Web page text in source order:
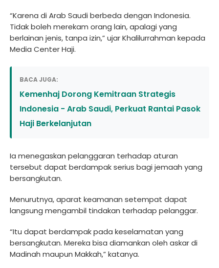
“Karena di Arab Saudi berbeda dengan Indonesia.
Tidak boleh merekam orang lain, apalagi yang
berlainan jenis, tanpa izin,” ujar Khalilurrahman kepada
Media Center Haji.
BACA JUGA:
Kemenhaj Dorong Kemitraan Strategis
Indonesia - Arab Saudi, Perkuat Rantai Pasok
Haji Berkelanjutan
Ia menegaskan pelanggaran terhadap aturan
tersebut dapat berdampak serius bagi jemaah yang
bersangkutan.
Menurutnya, aparat keamanan setempat dapat
langsung mengambil tindakan terhadap pelanggar.
“Itu dapat berdampak pada keselamatan yang
bersangkutan. Mereka bisa diamankan oleh askar di
Madinah maupun Makkah,” katanya.